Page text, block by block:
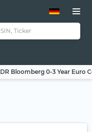
Bloomberg 0-3 Year Euro